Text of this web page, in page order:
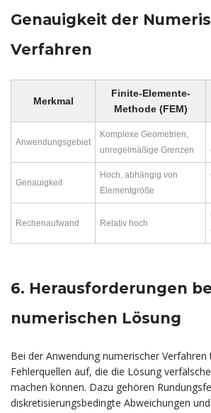
Genauigkeit der
Verfahren
Merkmal
Finite-Elemente-
Methode (FEM)
Anwendungsgebiet
Komplexe Geometrien,
unregelmäßige Grenzen
Genauigkeit
Hoch, abhängig von
Elementgröße
Rechenaufwand Relativ hoch
6. Herausforderungen
numerischen Lösung
Bei der Anwendung numerischer
Fehlerquellen auf, die die Lösung
machen können. Dazu gehören
diskretisierungsbedingte Abweichungen